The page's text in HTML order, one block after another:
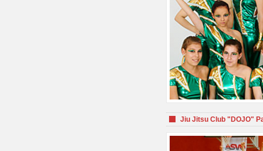
Jiu Jitsu Club "DOJO"